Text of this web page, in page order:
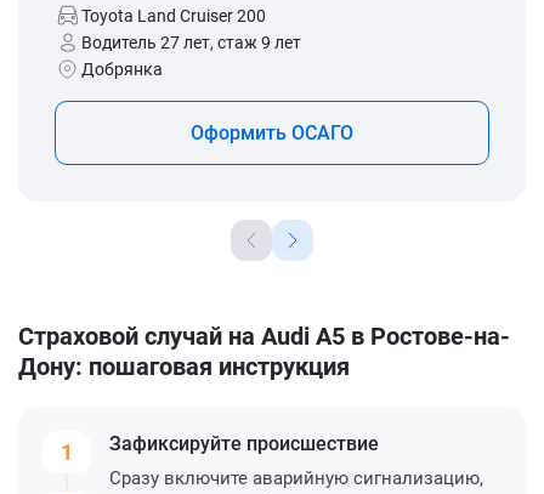
Toyota Land Cruiser 200
Водитель 27 лет, стаж 9 лет
Добрянка
Оформить ОСАГО
Страховой случай на Audi A5 в Ростове-на-
Дону: пошаговая инструкция
1 Зафиксируйте происшествие
Сразу включите аварийную сигнализацию,